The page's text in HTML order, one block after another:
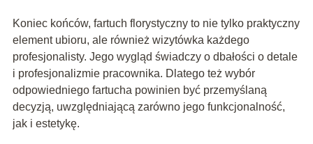
Koniec końców, fartuch florystyczny to nie tylko praktyczny
element ubioru, ale również wizytówka każdego
profesjonalisty. Jego wygląd świadczy o dbałości o detale
i profesjonalizmie pracownika. Dlatego też wybór
odpowiedniego fartucha powinien być przemyślaną
decyzją, uwzględniającą zarówno jego funkcjonalność,
jak i estetykę.